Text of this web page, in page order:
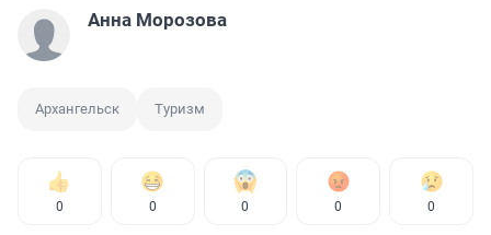
Анна Морозова
Архангельск Туризм
0 0 0 0 0